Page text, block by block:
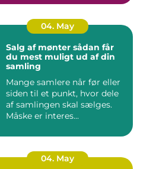
04. May
Salg af mønter sådan får
du mest muligt ud af din
samling
Mange samlere når før eller
siden til et punkt, hvor dele
af samlingen skal sælges.
Måske er interes...
04. May